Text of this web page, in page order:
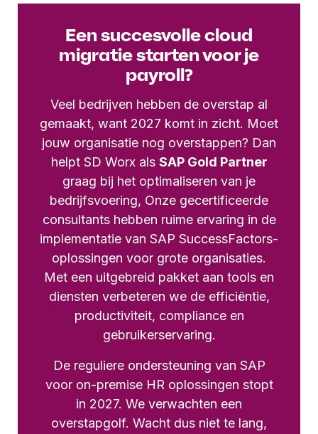
Een succesvolle cloud
migratie starten voor je
payroll?
Veel bedrijven hebben de overstap al
gemaakt, want 2027 komt in zicht. Moet
jouw organisatie nog overstappen? Dan
helpt SD Worx als SAP Gold Partner
graag bij het optimaliseren van je
bedrijfsvoering, Onze gecertificeerde
consultants hebben ruime ervaring in de
implementatie van SAP SuccessFactors-
oplossingen voor grote organisaties.
Met een uitgebreid pakket aan tools en
diensten verbeteren we de efficiëntie,
productiviteit, compliance en
gebruikerservaring.
De reguliere ondersteuning van SAP
voor on-premise HR oplossingen stopt
in 2027. We verwachten een
overstapgolf. Wacht dus niet te lang,